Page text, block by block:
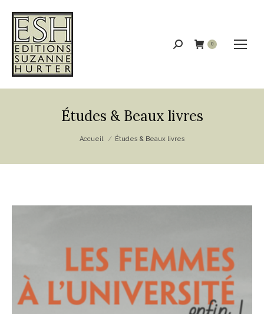
Recherche
0
Études & Beaux livres
Vous êtes ici :
Accueil Études & Beaux livres